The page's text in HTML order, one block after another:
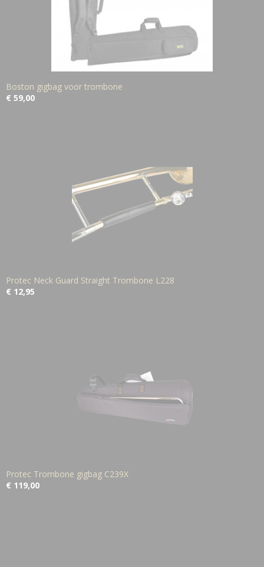
Boston gigbag voor trombone
€ 59,00
Protec Neck Guard Straight Trombone L228
€ 12,95
Protec Trombone gigbag C239X
€ 119,00